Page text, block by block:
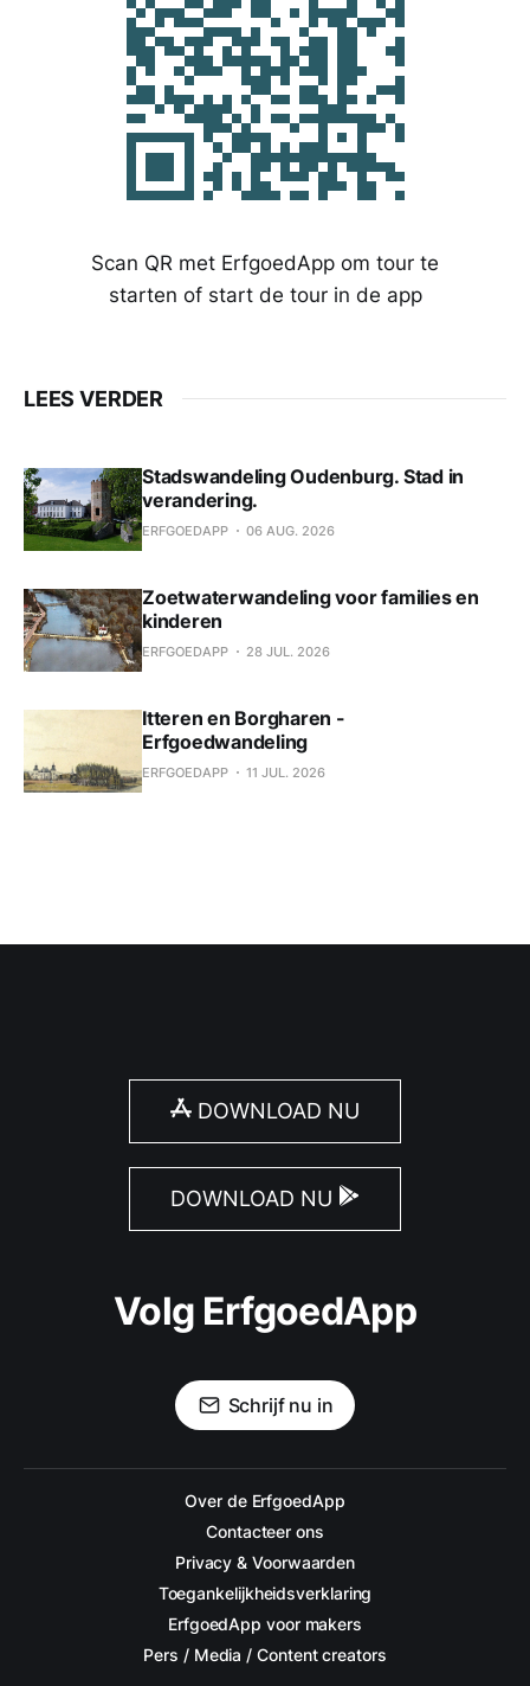
Scan QR met ErfgoedApp om tour te
starten of start de tour in de app
LEES VERDER
Stadswandeling Oudenburg. Stad in
verandering.
ERFGOEDAPP 06 AUG. 2026
Zoetwaterwandeling voor families en
kinderen
ERFGOEDAPP 28 JUL. 2026
Itteren en Borgharen -
Erfgoedwandeling
ERFGOEDAPP 11 JUL. 2026
DOWNLOAD NU
DOWNLOAD NU
Volg ErfgoedApp
Schrijf nu in
Over de ErfgoedApp
Contacteer ons
Privacy & Voorwaarden
Toegankelijkheidsverklaring
ErfgoedApp voor makers
Pers / Media / Content creators